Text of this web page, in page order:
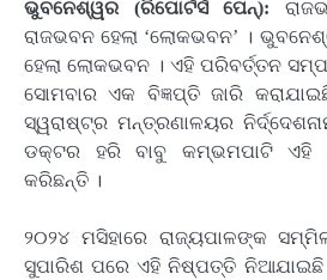
ଭୁବନେଶ୍ୱର (ରିପୋର୍ଟର୍ସ ପେନ୍‌):
ରାଜଭବନ ହେଲା ‘ଲୋକଭବନ’ ।
ହେଲା ଲୋକଭବନ । ଏହି ପରିବର୍ତ୍ତନ
ସୋମବାର ଏକ ବିଜ୍ଞପ୍ତି ଜାରି
ସ୍ୱରାଷ୍ଟ୍ର ମନ୍ତ୍ରଣାଳୟର
ଡକ୍ଟର ହରି ବାବୁ କମ୍ଭମପାଟି ଏହି
କରିଛନ୍ତି ।
୨୦୨୪ ମସିହାରେ ରାଜ୍ୟପାଳଙ୍କ
ସୁପାରିଶ ପରେ ଏହି ନିଷ୍ପତ୍ତି